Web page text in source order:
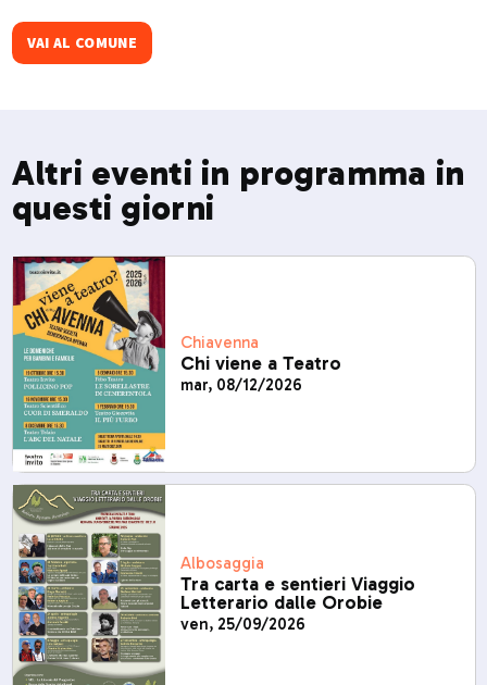
VAI AL COMUNE
Altri eventi in programma in
questi giorni
Chiavenna
Chi viene a Teatro
mar, 08/12/2026
Albosaggia
Tra carta e sentieri Viaggio
Letterario dalle Orobie
ven, 25/09/2026